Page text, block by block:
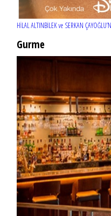
HİLAL ALTINBİLEK ve SERKAN
Gurme
EĞLENCE HAYATINA YENİ SOLUK: